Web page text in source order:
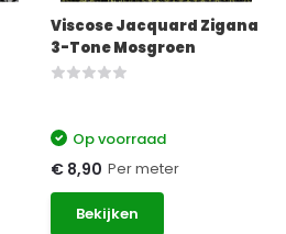
Viscose Jacquard Zigana
3-Tone Mosgroen
Op voorraad
€ 8,90 Per meter
Bekijken